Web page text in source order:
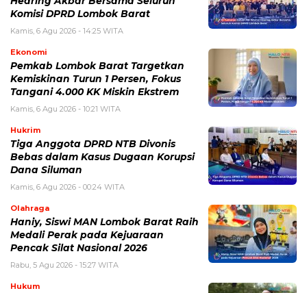
Komisi DPRD Lombok Barat
Kamis, 6 Agu 2026 - 14:25 WITA
Ekonomi
Pemkab Lombok Barat Targetkan
Kemiskinan Turun 1 Persen, Fokus
Tangani 4.000 KK Miskin Ekstrem
Kamis, 6 Agu 2026 - 10:21 WITA
Hukrim
Tiga Anggota DPRD NTB Divonis
Bebas dalam Kasus Dugaan Korupsi
Dana Siluman
Kamis, 6 Agu 2026 - 00:24 WITA
Olahraga
Haniy, Siswi MAN Lombok Barat Raih
Medali Perak pada Kejuaraan
Pencak Silat Nasional 2026
Rabu, 5 Agu 2026 - 15:27 WITA
Hukum